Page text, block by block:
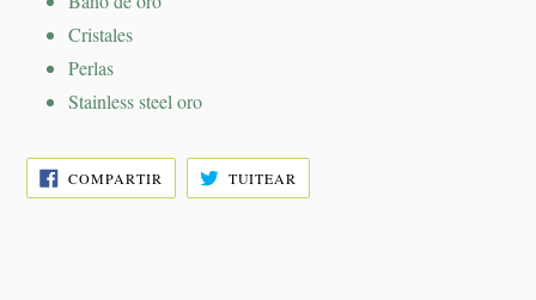
Cristales
Perlas
Stainless steel oro
COMPARTIR COMPARTIR
EN
FACEBOOK
TUITEAR
TWITTER